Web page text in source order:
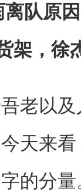
队原
架，徐
老以
天来
的分量